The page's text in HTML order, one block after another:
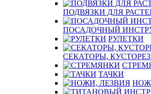
ПОДВЯЗКИ ДЛЯ
ПОСАДОЧНЫЙ
РУЛЕТКИ
СЕКАТОРЫ,
ТАЧКИ